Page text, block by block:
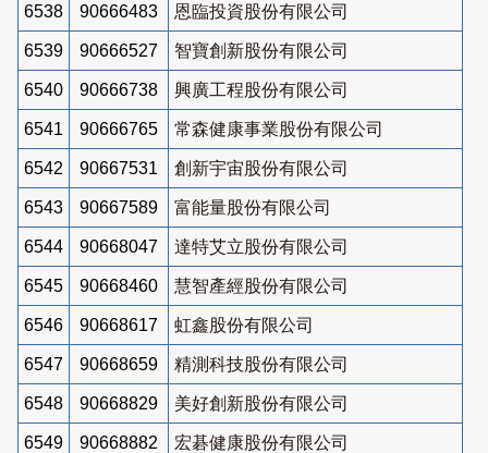
6538 90666483 恩臨投資股份有限公司
6539 90666527 智寶創新股份有限公司
6540 90666738 興廣工程股份有限公司
6541 90666765 常森健康事業股份有限公司
6542 90667531 創新宇宙股份有限公司
6543 90667589 富能量股份有限公司
6544 90668047 達特艾立股份有限公司
6545 90668460 慧智產經股份有限公司
6546 90668617 虹鑫股份有限公司
6547 90668659 精測科技股份有限公司
6548 90668829 美好創新股份有限公司
6549 90668882 宏碁健康股份有限公司